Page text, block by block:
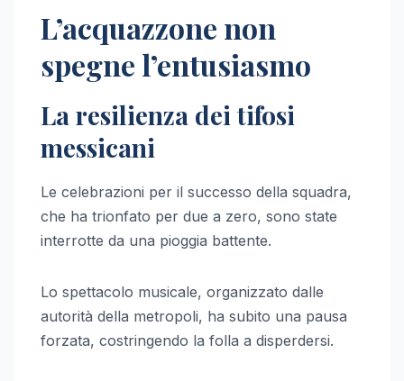
L’acquazzone non
spegne l’entusiasmo
La resilienza dei tifosi
messicani
Le celebrazioni per il successo della squadra,
che ha trionfato per due a zero, sono state
interrotte da una pioggia battente.
Lo spettacolo musicale, organizzato dalle
autorità della metropoli, ha subito una pausa
forzata, costringendo la folla a disperdersi.